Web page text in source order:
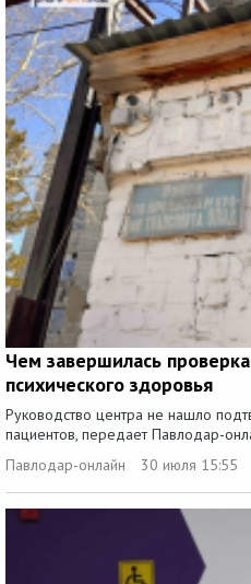
Чем завершилась
психического здоровья
Руководство центра не нашло
пациентов, передает Павлодар-
Павлодар-онлайн
30 июля 15:55